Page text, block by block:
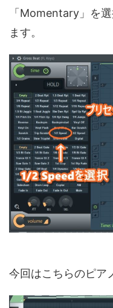
「Momentary」を
ます。
今回はこちらのピア